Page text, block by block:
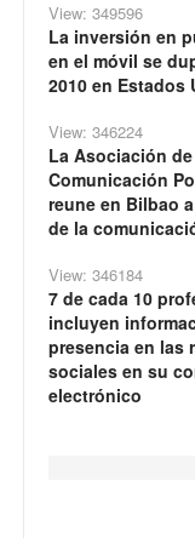
View: 349596
La inversión en
en el móvil se
2010 en Estados
View: 346224
La Asociación de
Comunicación
reune en Bilbao
de la
View: 346184
7 de cada 10
incluyen
presencia en las
sociales en su
electrónico